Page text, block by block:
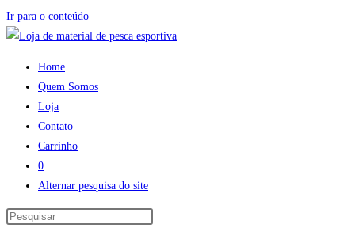
Ir para o conteúdo
Home
Quem Somos
Loja
Contato
Carrinho
0
Alternar pesquisa do site